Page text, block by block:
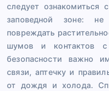
следует ознакомиться
заповедной зоне:
повреждать
шумов и контактов
безопасности важно
связи, аптечку и
от дождя и холода.